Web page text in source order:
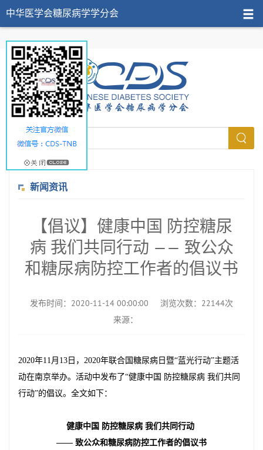
中华医学会糖尿病学学分会
新闻资讯
【倡议】健康中国 防控糖尿
病 我们共同行动 —— 致公众
和糖尿病防控工作者的倡议书
发布时间：2020-11-14 00:00:00
浏览次数：22144次
来源：
2020年11月13日，2020年联合国糖尿病日暨“蓝光行动”主题活
动在南京举办。活动中发布了“健康中国 防控糖尿病 我们共同
行动”的倡议。全文如下：
健康中国 防控糖尿病 我们共同行动
—— 致公众和糖尿病防控工作者的倡议书